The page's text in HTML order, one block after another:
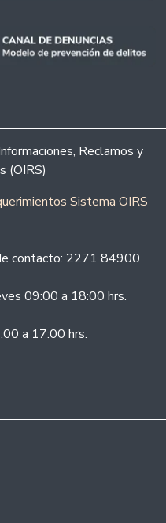
Reclamos y
(OIRS)
Sistema OIRS
contacto: 2271 84900
09:00 a 18:00 hrs.
a 17:00 hrs.